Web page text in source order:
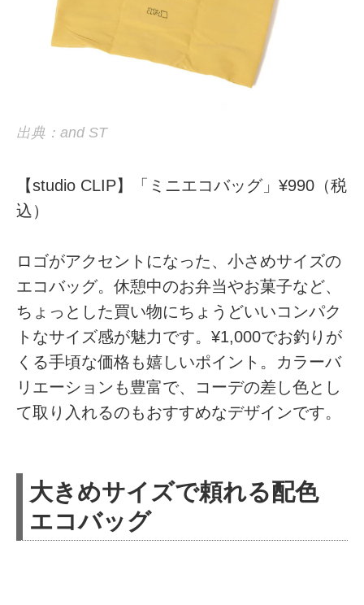
出典：and ST
【studio CLIP】「ミニエコバッグ」¥990（税
込）
ロゴがアクセントになった、小さめサイズの
エコバッグ。休憩中のお弁当やお菓子など、
ちょっとした買い物にちょうどいいコンパク
トなサイズ感が魅力です。¥1,000でお釣りが
くる手頃な価格も嬉しいポイント。カラーバ
リエーションも豊富で、コーデの差し色とし
て取り入れるのもおすすめなデザインです。
大きめサイズで頼れる配色
エコバッグ